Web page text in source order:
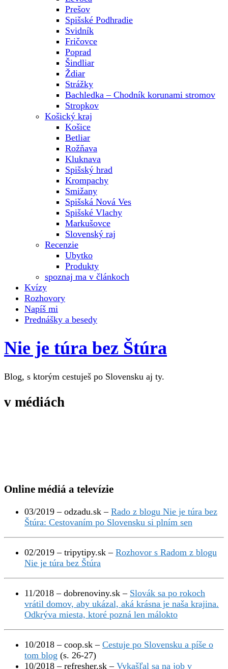
Prešov
Spišské Podhradie
Svidník
Fričovce
Poprad
Šindliar
Ždiar
Strážky
Bachledka – Chodník korunami stromov
Stropkov
Košický kraj
Košice
Betliar
Rožňava
Kluknava
Spišský hrad
Krompachy
Smižany
Spišská Nová Ves
Spišské Vlachy
Markušovce
Slovenský raj
Recenzie
Ubytko
Produkty
spoznaj ma v článkoch
Kvízy
Rozhovory
Napíš mi
Prednášky a besedy
Nie je túra bez Štúra
Blog, s ktorým cestuješ po Slovensku aj ty.
v médiách
Online médiá a televízie
03/2019 – odzadu.sk – Rado z blogu Nie je túra bez
Štúra: Cestovaním po Slovensku si plním sen
02/2019 – tripytipy.sk – Rozhovor s Radom z blogu
Nie je túra bez Štúra
11/2018 – dobrenoviny.sk – Slovák sa po rokoch
vrátil domov, aby ukázal, aká krásna je naša krajina.
Odkrýva miesta, ktoré pozná len málokto
10/2018 – coop.sk – Cestuje po Slovensku a píše o
tom blog (s. 26-27)
10/2018 – refresher.sk – Vykašľal sa na job v